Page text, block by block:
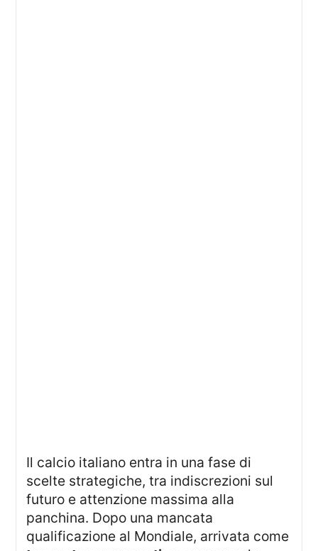
Il calcio italiano entra in una fase di
scelte strategiche, tra indiscrezioni sul
futuro e attenzione massima alla
panchina. Dopo una mancata
qualificazione al Mondiale, arrivata come